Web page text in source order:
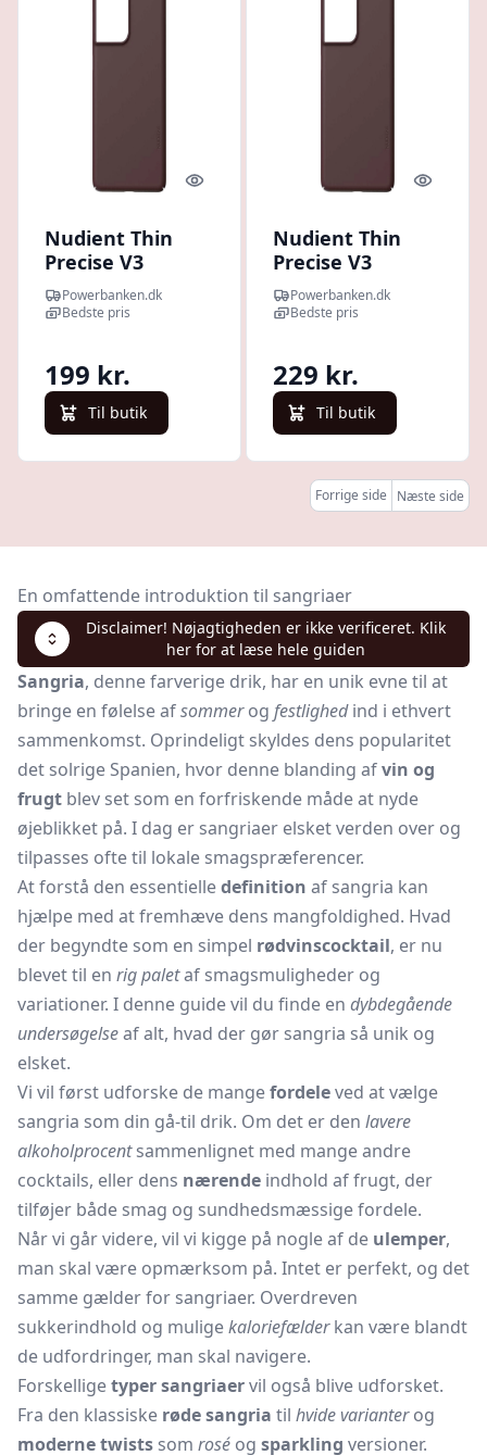
Quick look
Nudient Thin
Precise V3
Samsung Galaxy
S21 Ultra Cover,
Powerbanken.dk
Bedste pris
199 kr.
Til butik
Quick
Nudient Thin
Precise V3
Samsung Galaxy
S22 Ultra Cover,
Powerbanken.dk
Bedste pris
229 kr.
Til butik
Forrige side Næste side
En omfattende introduktion til sangriaer
Disclaimer! Nøjagtigheden er ikke verificeret. Klik
her for at læse hele guiden
Sangria, denne farverige drik, har en unik evne til at
bringe en følelse afsommerog festlighedind i ethvert
sammenkomst. Oprindeligt skyldes dens popularitet
det solrige Spanien, hvor denne blanding afvin og
frugt blev set som en forfriskende måde at nyde
øjeblikket på. I dag er sangriaer elsket verden over og
tilpasses ofte til lokale smagspræferencer.
At forstå den essentielledefinition af sangria kan
hjælpe med at fremhæve dens mangfoldighed. Hvad
der begyndte som en simpel rødvinscocktail, er nu
blevet til en rig paletaf smagsmuligheder og
variationer. I denne guide vil du finde en dybdegående
undersøgelseaf alt, hvad der gør sangria så unik og
elsket.
Vi vil først udforske de mangefordeleved at vælge
sangria som din gå-til drik. Om det er den lavere
alkoholprocentsammenlignet med mange andre
cocktails, eller dens nærende indhold af frugt, der
tilføjer både smag og sundhedsmæssige fordele.
Når vi går videre, vil vi kigge på nogle af de ulemper,
man skal være opmærksom på. Intet er perfekt, og det
samme gælder for sangriaer. Overdreven
sukkerindhold og muligekaloriefælderkan være blandt
de udfordringer, man skal navigere.
Forskelligetyper sangriaervil også blive udforsket.
Fra den klassiske røde sangria til hvide varianterog
moderne twists som rosé og sparkling versioner.